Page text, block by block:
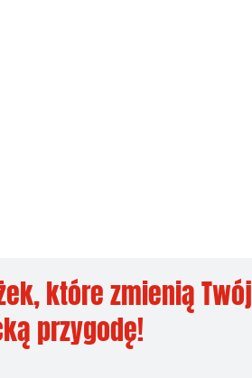
które zmienią Twój
przygodę!